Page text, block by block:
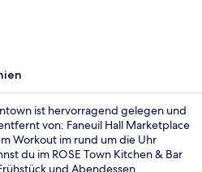
ist hervorragend gelegen und
von: Faneuil Hall Marketplace
Workout im rund um die Uhr
du im ROSE Town Kitchen & Bar
und Abendessen